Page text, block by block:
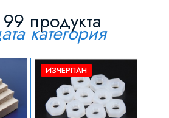
продукта
категория
ИЗЧЕРПАН